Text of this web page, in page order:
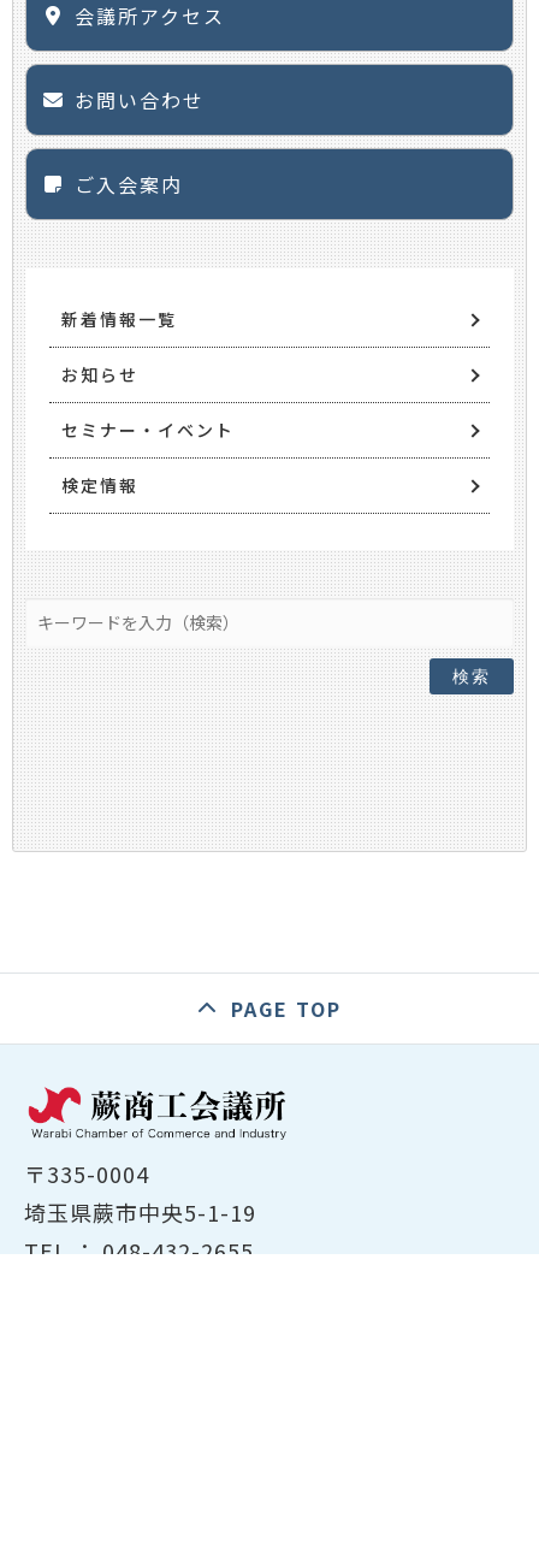
会議所アクセス
お問い合わせ
ご入会案内
新着情報一覧
お知らせ
セミナー・イベント
検定情報
検索
PAGE TOP
〒335-0004
埼玉県蕨市中央5-1-19
TEL ： 048-432-2655